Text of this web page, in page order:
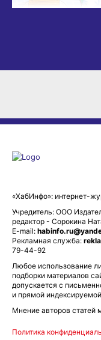
«ХабИнфо»: интернет-
Учредитель: ООО
редактор - Сорокина
E-mail:
Рекламная служба:
79-44-92
Любое использование
подборки материалов
допускается с
и прямой
Мнение авторов статей
Политика